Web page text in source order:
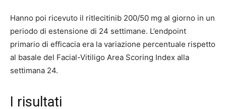
Hanno poi ricevuto il ritlecitinib 200/50 mg al giorno in un
periodo di estensione di 24 settimane. L’endpoint
primario di efficacia era la variazione percentuale rispetto
al basale del Facial-Vitiligo Area Scoring Index alla
settimana 24.
I risultati